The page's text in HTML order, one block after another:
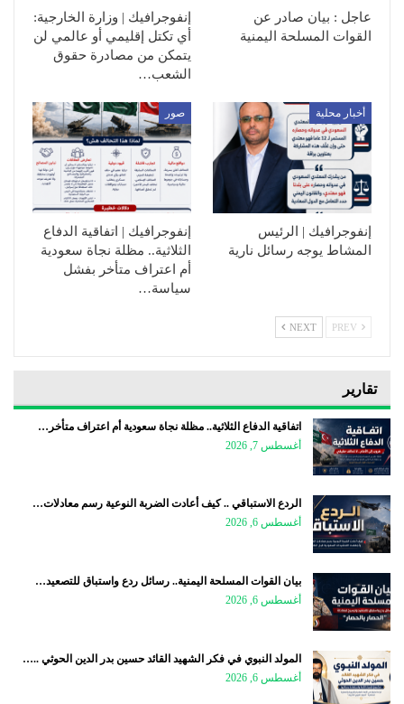
عاجل : بيان صادر عن
القوات المسلحة اليمنية
إنفوجرافيك | وزارة الخارجية:
أي تكتل إقليمي أو عالمي لن
يتمكن من مصادرة حقوق
الشعب…
أخبار محلية
إنفوجرافيك | الرئيس
المشاط يوجه رسائل نارية
صور
إنفوجرافيك | اتفاقية الدفاع
الثلاثية.. مظلة نجاة سعودية
أم اعتراف متأخر بفشل
سياسة…
NEXT
تقارير
اتفاقية الدفاع الثلاثية.. مظلة نجاة سعودية أم اعتراف متأخر…
أغسطس 7, 2026
الردع الاستباقي .. كيف أعادت الضربة النوعية رسم معادلات…
أغسطس 6, 2026
بيان القوات المسلحة اليمنية.. رسائل ردع واستباق للتصعيد…
أغسطس 6, 2026
المولد النبوي في فكر الشهيد القائد حسين بدر الدين الحوثي ..…
أغسطس 6, 2026